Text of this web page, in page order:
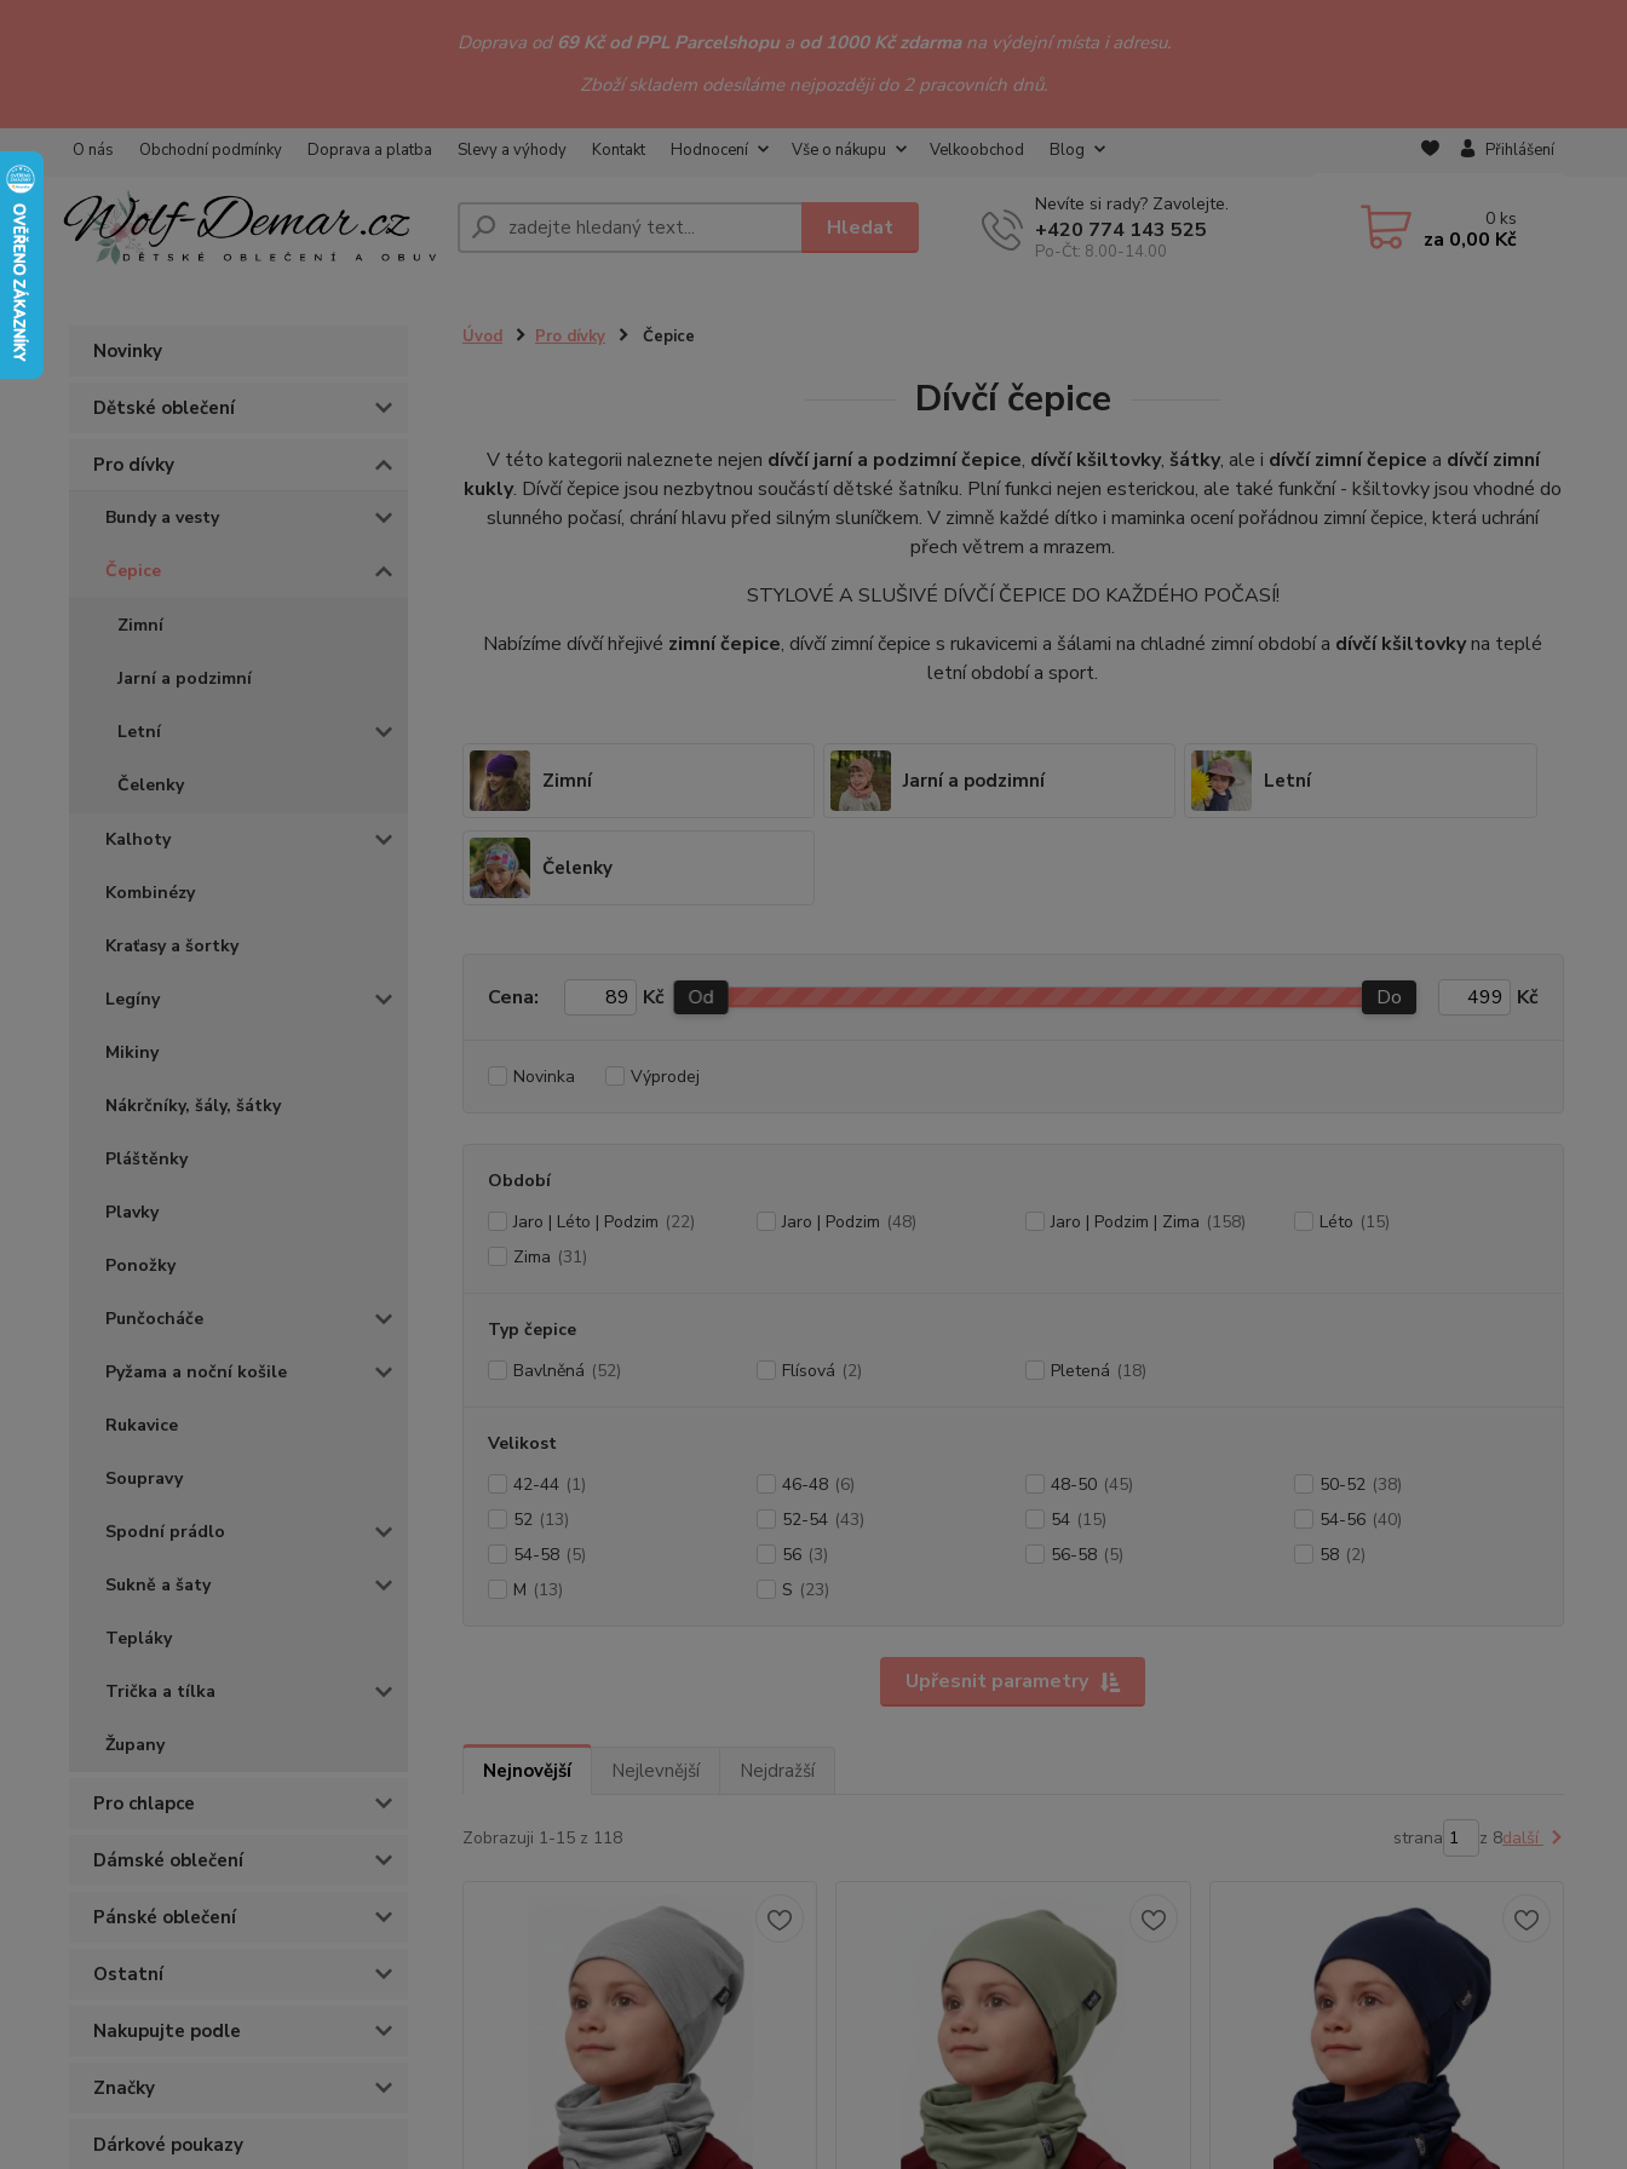
Doprava od 69 Kč od PPL Parcelshopua od 1000 Kč zdarma na výdejní místa i adresu.
Zboží skladem odesíláme nejpozději do 2 pracovních dnů.
O nás Obchodní podmínky Doprava a platba Slevy a výhody Kontakt Hodnocení Vše o nákupu Velkoobchod Blog Přihlášení
Hledat
Nevíte si rady? Zavolejte.
+420 774 143 525
Po-Čt: 8.00-14.00
0 ks
za 0,00 Kč
Novinky
Dětské oblečení
Pro dívky
Bundy a vesty
Čepice
Zimní
Jarní a podzimní
Letní
Čelenky
Kalhoty
Kombinézy
Kraťasy a šortky
Legíny
Mikiny
Nákrčníky, šály, šátky
Pláštěnky
Plavky
Ponožky
Punčocháče
Pyžama a noční košile
Rukavice
Soupravy
Spodní prádlo
Sukně a šaty
Tepláky
Trička a tílka
Župany
Pro chlapce
Dámské oblečení
Pánské oblečení
Ostatní
Nakupujte podle
Značky
Dárkové poukazy
Úvod Pro dívky Čepice
Dívčí čepice
V této kategorii naleznete nejen dívčí jarní a podzimní čepice, dívčí kšiltovky, šátky, ale i dívčí zimní čepice a dívčí zimní
kukly. Dívčí čepice jsou nezbytnou součástí dětské šatníku. Plní funkci nejen esterickou, ale také funkční - kšiltovky jsou vhodné do
slunného počasí, chrání hlavu před silným sluníčkem. V zimně každé dítko i maminka ocení pořádnou zimní čepice, která uchrání
přech větrem a mrazem.
STYLOVÉ A SLUŠIVÉ DÍVČÍ ČEPICE DO KAŽDÉHO POČASÍ!
Nabízíme dívčí hřejivé zimní čepice, dívčí zimní čepice s rukavicemi a šálami na chladné zimní období a dívčí kšiltovkyna teplé
letní období a sport.
Zimní Jarní a podzimní Letní
Čelenky
Upřesnit parametry
Cena: Kč Od Do Kč
Novinka Výprodej
Období
Jaro | Léto | Podzim (22) Jaro | Podzim (48) Jaro | Podzim | Zima (158) Léto (15)
Zima (31)
Typ čepice
Bavlněná (52) Flísová (2) Pletená (18)
Velikost
42-44 (1) 46-48 (6) 48-50 (45) 50-52 (38)
52 (13) 52-54 (43) 54 (15) 54-56 (40)
54-58 (5) 56 (3) 56-58 (5) 58 (2)
M (13) S (23)
Nejnovější Nejlevnější Nejdražší
Zobrazuji 1-15 z 118 strana z 8další